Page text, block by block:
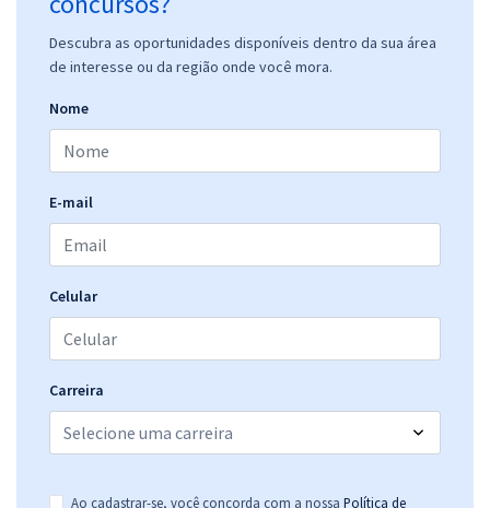
Descubra as oportunidades disponíveis dentro da sua área
de interesse ou da região onde você mora.
Nome
E-mail
Celular
Carreira
Ao cadastrar-se, você concorda com a nossa Política de